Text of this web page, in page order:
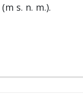
(m s. n. m.).